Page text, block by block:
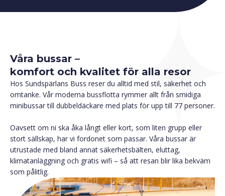
Våra bussar –
komfort och kvalitet för alla resor
Hos Sundspärlans Buss reser du alltid med stil, säkerhet och
omtanke. Vår moderna bussflotta rymmer allt från smidiga
minibussar till dubbeldäckare med plats för upp till 77 personer.
Oavsett om ni ska åka långt eller kort, som liten grupp eller
stort sällskap, har vi fordonet som passar. Våra bussar är
utrustade med bland annat säkerhetsbälten, eluttag,
klimatanläggning och gratis wifi – så att resan blir lika bekväm
som pålitlig.